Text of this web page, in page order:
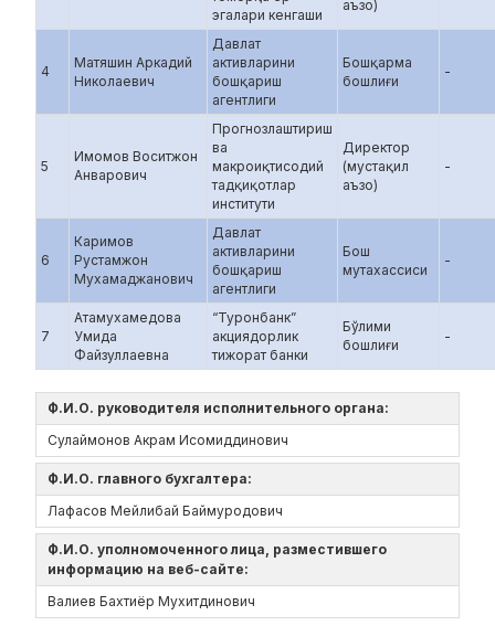
эгалари кенгаши
аъзо)
4
Матяшин Аркадий
Николаевич
Давлат
активларини
бошқариш
агентлиги
Бошқарма
бошлиғи
-
5
Имомов Воситжон
Анварович
Прогнозлаштириш
ва
макроиқтисодий
тадқиқотлар
институти
Директор
(мустақил
аъзо)
-
6
Каримов
Рустамжон
Мухамаджанович
Давлат
активларини
бошқариш
агентлиги
Бош
мутахассиси
-
7
Атамухамедова
Умида
Файзуллаевна
“Туронбанк”
акциядорлик
тижорат банки
Бўлими
бошлиғи
-
Ф.И.О. руководителя исполнительного органа:
Сулаймонов Акрам Исомиддинович
Ф.И.О. главного бухгалтера:
Лафасов Мейлибай Баймуродович
Ф.И.О. уполномоченного лица, разместившего
информацию на веб-сайте:
Валиев Бахтиёр Мухитдинович